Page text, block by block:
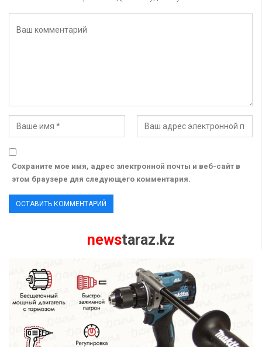
Сохраните мое имя, адрес электронной почты и веб-сайт в
этом браузере для следующего комментария.
newstaraz.kz